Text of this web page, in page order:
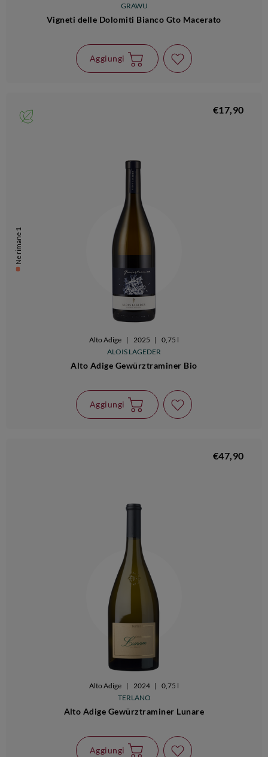
GRAWU
Vigneti delle Dolomiti Bianco Gto Macerato
Aggiungi
Ne rimane 1
€17,90
Alto Adige | 2025 | 0,75 l
ALOIS LAGEDER
Alto Adige Gewürztraminer Bio
Aggiungi
€47,90
Alto Adige | 2024 | 0,75 l
TERLANO
Alto Adige Gewürztraminer Lunare
Aggiungi